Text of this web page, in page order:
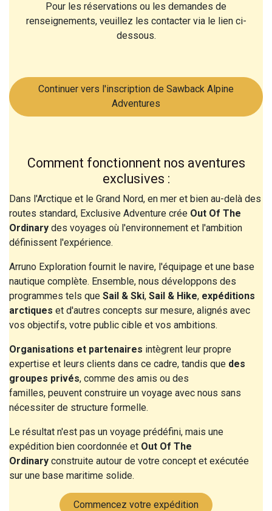
Pour les réservations ou les demandes de
renseignements, veuillez les contacter via le lien ci-
dessous.
Continuer vers l'inscription de Sawback Alpine
Adventures
Comment fonctionnent nos aventures
exclusives :
Dans l'Arctique et le Grand Nord, en mer et bien au-delà des
routes standard, Exclusive Adventure crée Out Of The
Ordinary des voyages où l'environnement et l'ambition
définissent l'expérience.
Arruno Exploration fournit le navire, l'équipage et une base
nautique complète. Ensemble, nous développons des
programmes tels que Sail & Ski, Sail & Hike, expéditions
arctiques et d'autres concepts sur mesure, alignés avec
vos objectifs, votre public cible et vos ambitions.
Organisations et partenaires intègrent leur propre
expertise et leurs clients dans ce cadre, tandis que des
groupes privés, comme des amis ou des
familles, peuvent construire un voyage avec nous sans
nécessiter de structure formelle.
Le résultat n'est pas un voyage prédéfini, mais une
expédition bien coordonnée et Out Of The
Ordinary construite autour de votre concept et exécutée
sur une base maritime solide.
Commencez votre expédition